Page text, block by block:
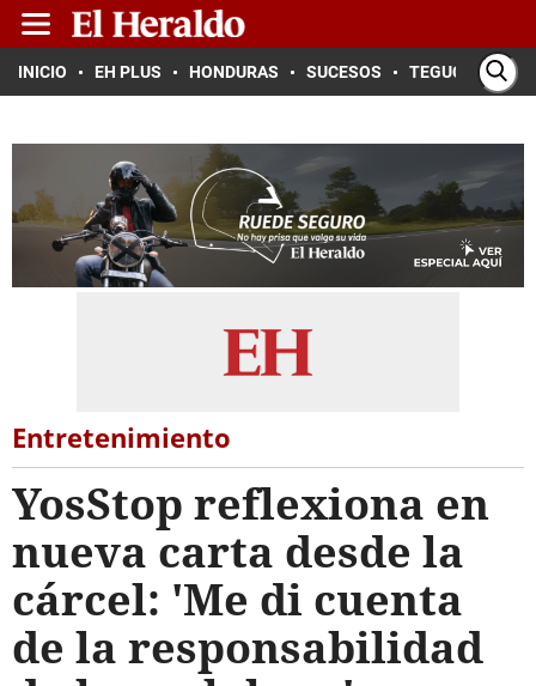
INICIO EH PLUS HONDURAS SUCESOS TEGUCIGALPA
Entretenimiento
YosStop reflexiona en
nueva carta desde la
cárcel: 'Me di cuenta
de la responsabilidad